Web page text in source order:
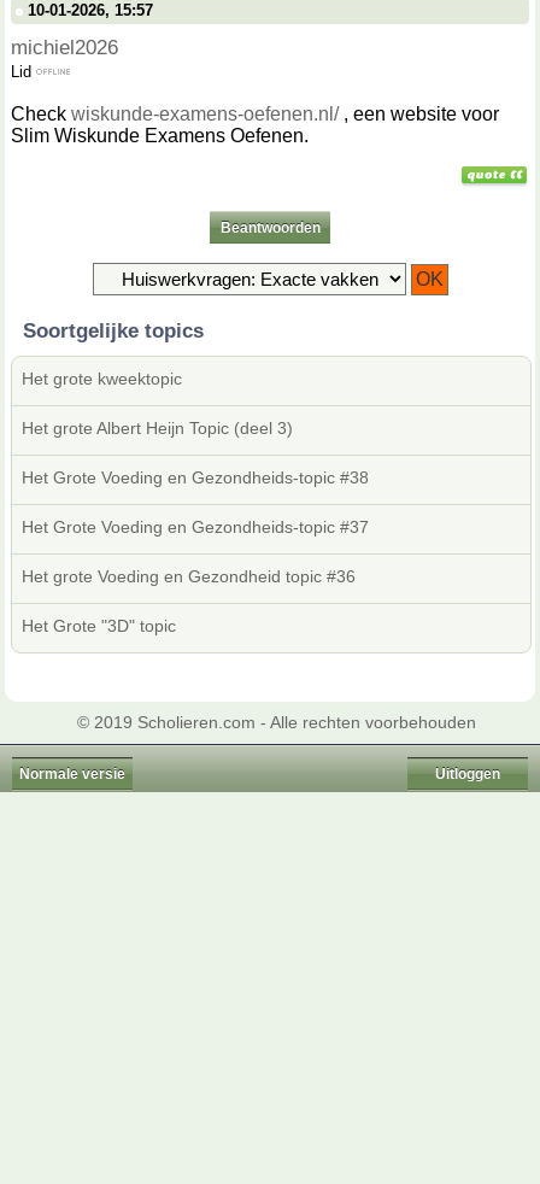
10-01-2026, 15:57
michiel2026
Lid
Check wiskunde-examens-oefenen.nl/, een website voor
Slim Wiskunde Examens Oefenen.
Beantwoorden
Soortgelijke topics
Het grote kweektopic
Het grote Albert Heijn Topic (deel 3)
Het Grote Voeding en Gezondheids-topic #38
Het Grote Voeding en Gezondheids-topic #37
Het grote Voeding en Gezondheid topic #36
Het Grote "3D" topic
© 2019 Scholieren.com - Alle rechten voorbehouden
Normale versie Uitloggen